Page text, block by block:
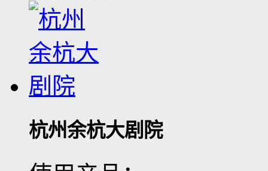
杭州余杭大剧院